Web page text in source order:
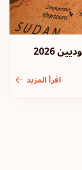
وجهة سفر:177 2026
اقرأ المزيد